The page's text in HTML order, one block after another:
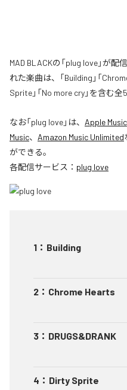
MAD BLACKの「plug love」が
れた楽曲は、「Building」「
Sprite」「No more cry」を含む
なお「plug love」は、 Apple Music
Music、 Amazon Music Unlimited
ができる。
各配信サービス： plug love
1 ： Building
2 ： Chrome Hearts
3 ： DRUGS&DRANK
4 ： Dirty Sprite